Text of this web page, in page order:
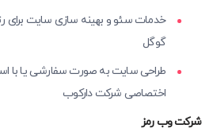
خدمات سئو و بهینه سازی سایت برای
گوگل
طراحی سایت به صورت سفارشی یا با
اختصاصی شرکت دارکوب
شرکت وب رمز